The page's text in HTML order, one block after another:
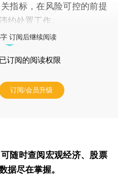
指标，在风险可控的前提
约处置工作。
订阅后继续阅读
订阅的阅读权限
订阅/会员升级
可随时查阅宏观经济、股票
据尽在掌握。